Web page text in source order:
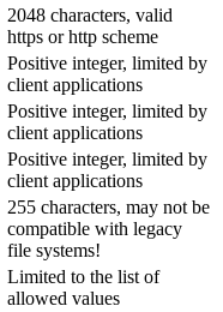
2048 characters, valid
https or http scheme
Positive integer, limited by
client applications
Positive integer, limited by
client applications
Positive integer, limited by
client applications
255 characters, may not be
compatible with legacy
file systems!
Limited to the list of
allowed values